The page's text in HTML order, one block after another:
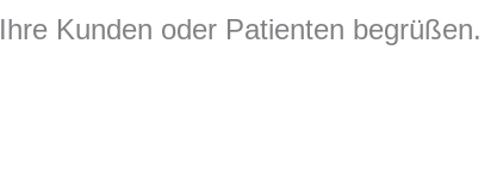
Ihre Kunden oder Patienten begrüßen.